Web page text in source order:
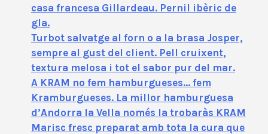
casa francesa Gillardeau. Pernil ibèric de
gla.
Turbot salvatge al forn o a la brasa Josper,
sempre al gust del client. Pell cruixent,
textura melosa i tot el sabor pur del mar.
A KRAM no fem hamburgueses… fem
Kramburgueses. La millor hamburguesa
d’Andorra la Vella només la trobaràs KRAM
Marisc fresc preparat amb tota la cura que